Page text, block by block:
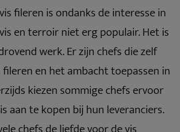
fileren is ondanks de interesse in
en terroir niet erg populair. Het is
werk. Er zijn chefs die zelf
en het ambacht toepassen in
kiezen sommige chefs ervoor
aan te kopen bij hun leveranciers.